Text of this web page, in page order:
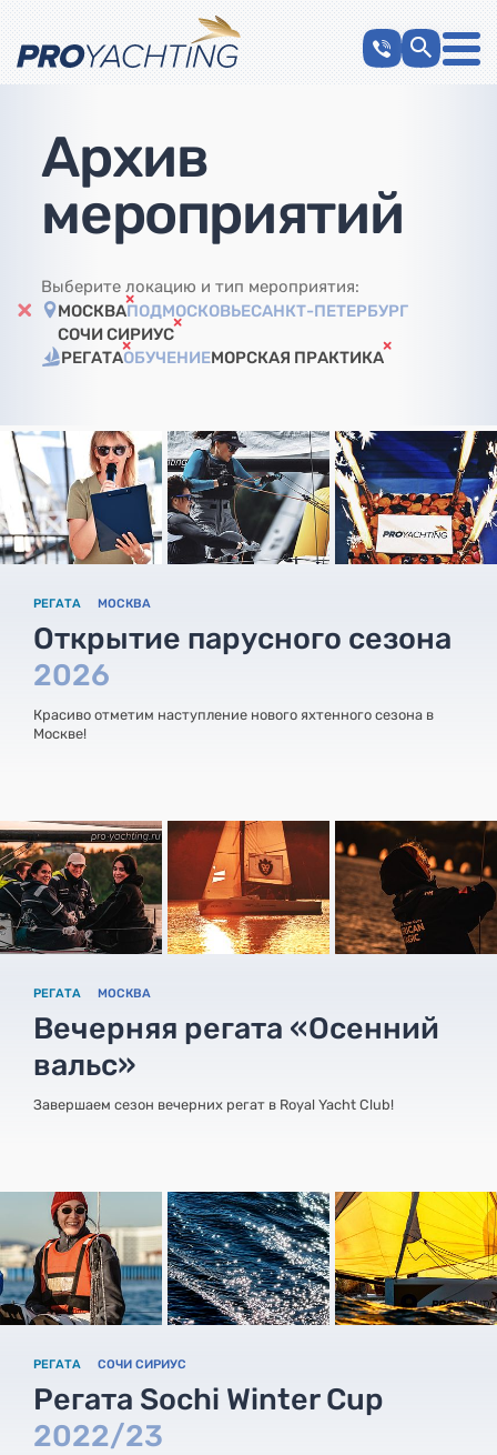
Архив
мероприятий
Выберите локацию и тип мероприятия:
МОСКВАПОДМОСКОВЬЕСАНКТ-ПЕТЕРБУРГ
СОЧИ СИРИУС
РЕГАТАОБУЧЕНИЕМОРСКАЯ ПРАКТИКА
РЕГАТА МОСКВА
Открытие парусного сезона
2026
Красиво отметим наступление нового яхтенного сезона в
Москве!
РЕГАТА МОСКВА
Вечерняя регата «Осенний
вальс»
Завершаем сезон вечерних регат в Royal Yacht Club!
РЕГАТА СОЧИ СИРИУС
Регата Sochi Winter Cup
2022/23